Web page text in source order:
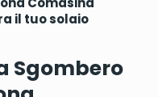
il tuo solaio
Sgombero